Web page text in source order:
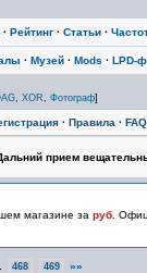
· Рейтинг· Статьи·
· Музей· Mods · LPD-
, XOR, Фотограф]
· Правила · FAQ
прием
магазине за руб.
468 469 »»